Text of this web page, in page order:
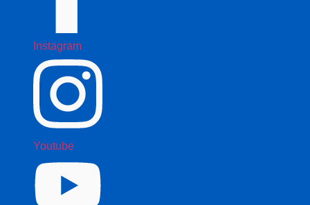
Instagram
Youtube